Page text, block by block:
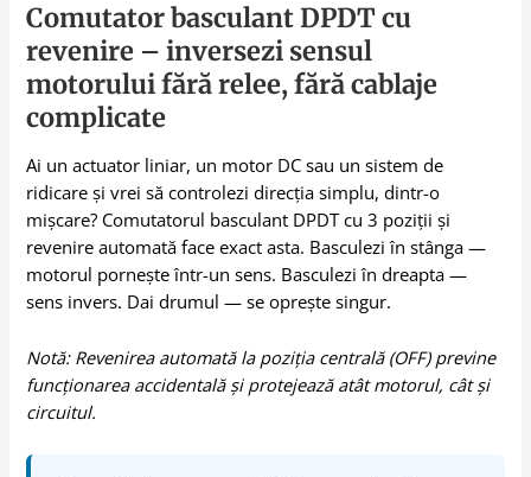
Comutator basculant DPDT cu
revenire – inversezi sensul
motorului fără relee, fără cablaje
complicate
Ai un actuator liniar, un motor DC sau un sistem de
ridicare și vrei să controlezi direcția simplu, dintr-o
mișcare? Comutatorul basculant DPDT cu 3 poziții și
revenire automată face exact asta. Basculezi în stânga —
motorul pornește într-un sens. Basculezi în dreapta —
sens invers. Dai drumul — se oprește singur.
Notă: Revenirea automată la poziția centrală (OFF) previne
funcționarea accidentală și protejează atât motorul, cât și
circuitul.